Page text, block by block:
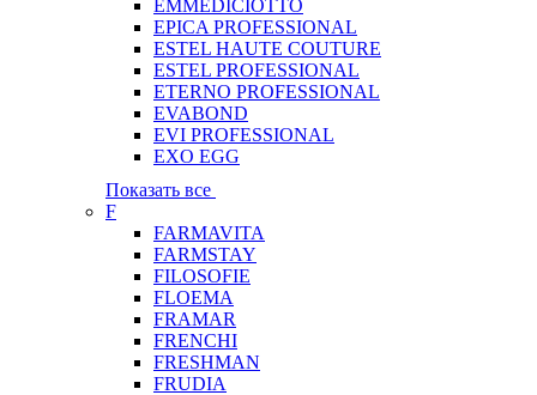
EMMEDICIOTTO
EPICA PROFESSIONAL
ESTEL HAUTE COUTURE
ESTEL PROFESSIONAL
ETERNO PROFESSIONAL
EVABOND
EVI PROFESSIONAL
EXO EGG
Показать все
F
FARMAVITA
FARMSTAY
FILOSOFIE
FLOEMA
FRAMAR
FRENCHI
FRESHMAN
FRUDIA